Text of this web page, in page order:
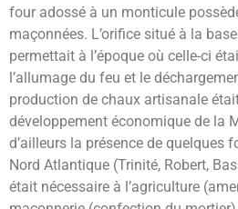
four adossé à un monticule
maçonnées. L’orifice situé à la
permettait à l’époque où celle-ci
l’allumage du feu et le
production de chaux artisanale
développement économique de la
d’ailleurs la présence de quelques
Nord Atlantique (Trinité, Robert,
était nécessaire à l’agriculture